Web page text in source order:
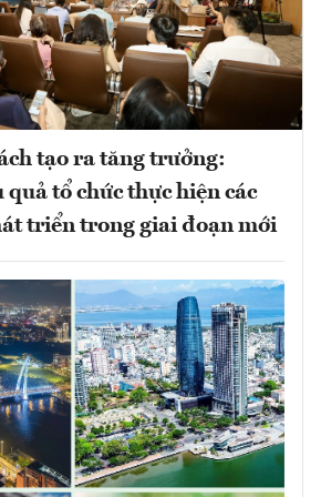
tạo ra tăng trưởng:
quả tổ chức thực hiện các
triển trong giai đoạn mới